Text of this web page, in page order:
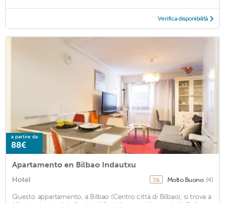
Verifica disponibilità
a partire da
88€
Apartamento en Bilbao Indautxu
Hotel 7,6 Molto Buono (4)
Questo appartamento, a Bilbao (Centro città di Bilbao), si trova a